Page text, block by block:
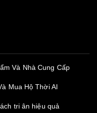
Và Nhà Cung Cấp
Mua Hộ Thời AI
tri ân hiệu quả